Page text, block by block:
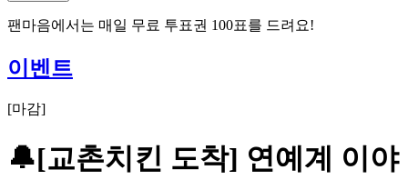
팬마음에서는 매일 무료 투표권 100표를 드려요!
이벤트
[마감]
🔔[교촌치킨 도착] 연예계 이야